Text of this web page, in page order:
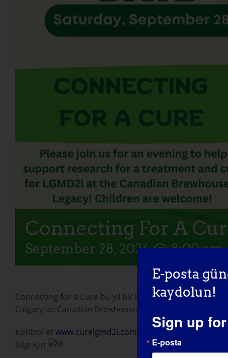
Connecting For A
September 28, 2024 @ 8:00 am
Connecting for a Cure bu yıl bir kez daha uluslararası
Calgary'de Canadian Brewhouse'da bize katılın.
Kontrol et www.curelgmd2i.com Connecting for a Cure
bilgi için
E-posta
kaydolun!
Sign up
E-posta